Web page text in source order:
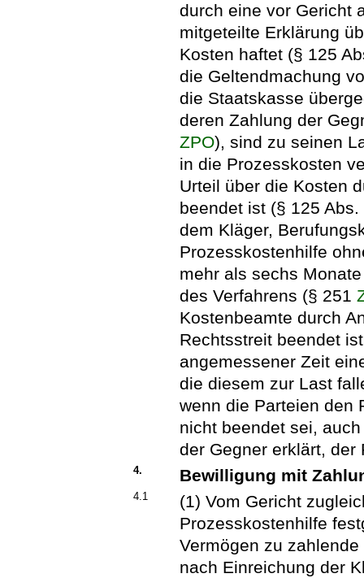
durch eine vor Gericht
mitgeteilte Erklärung
Kosten haftet (§ 125
die Geltendmachung
die Staatskasse
deren Zahlung der
ZPO), sind zu seinen
in die Prozesskosten
Urteil über die Kosten
beendet ist (§ 125
dem Kläger,
Prozesskostenhilfe
mehr als sechs
des Verfahrens (§ 251
Kostenbeamte durch
Rechtsstreit beendet
angemessener Zeit
die diesem zur Last
wenn die Parteien den
nicht beendet sei,
der Gegner erklärt,
4. Bewilligung mit
4.1
(1) Vom Gericht
Prozesskostenhilfe
Vermögen zu
nach Einreichung der